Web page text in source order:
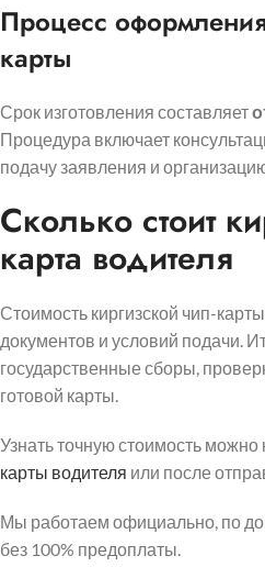
Процесс
карты
Срок изготовления составляет
Процедура включает
подачу заявления и
Сколько стоит
карта водителя
Стоимость киргизской чип-
документов и условий подачи.
государственные сборы,
готовой карты.
Узнать точную стоимость можно
карты водителя или после
Мы работаем официально, по
без 100% предоплаты.